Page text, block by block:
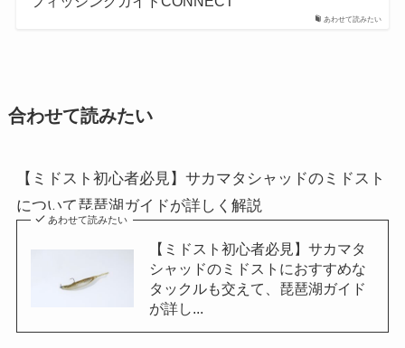
あわせて読みたい
合わせて読みたい
【ミドスト初心者必見】サカマタシャッドのミドスト
について琵琶湖ガイドが詳しく解説
あわせて読みたい
【ミドスト初心者必見】サカマタ
シャッドのミドストにおすすめな
タックルも交えて、琵琶湖ガイド
が詳し...